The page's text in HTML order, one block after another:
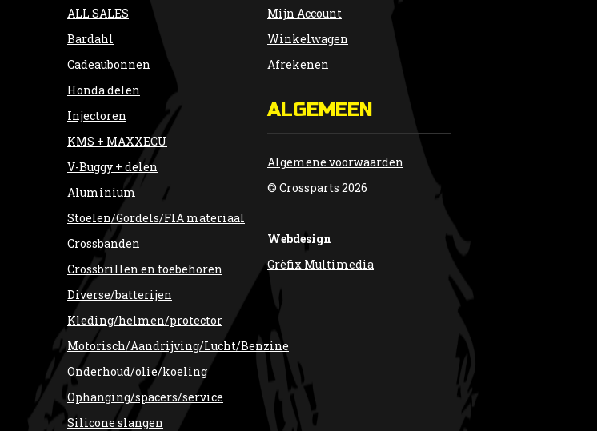
ALL SALES
Bardahl
Cadeaubonnen
Honda delen
Injectoren
KMS + MAXXECU
V-Buggy + delen
Aluminium
Stoelen/Gordels/FIA materiaal
Crossbanden
Crossbrillen en toebehoren
Diverse/batterijen
Kleding/helmen/protector
Motorisch/Aandrijving/Lucht/Benzine
Onderhoud/olie/koeling
Ophanging/spacers/service
Silicone slangen
Mijn Account
Winkelwagen
Afrekenen
ALGEMEEN
Algemene voorwaarden
© Crossparts 2026
Webdesign
Grèfix Multimedia